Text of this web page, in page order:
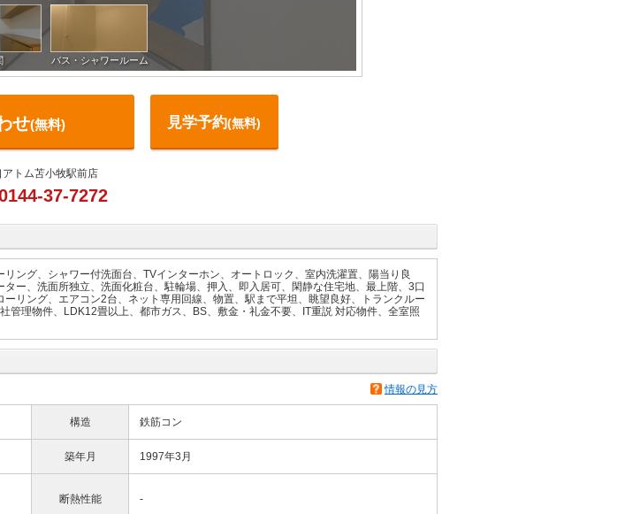
せ(無料) 見学予約(無料)
アトム苫小牧駅前店
37-7272
ング、シャワー付洗面台、TVインターホン、オートロック、室内洗濯置、陽当り良
ー、洗面所独立、洗面化粧台、駐輪場、押入、即入居可、閑静な住宅地、最上階、3口
リング、エアコン2台、ネット専用回線、物置、駅まで平坦、眺望良好、トランクルー
理物件、LDK12畳以上、都市ガス、BS、敷金・礼金不要、IT重説 対応物件、全室照
情報の見方
構造 鉄筋コン
築年月 1997年3月
断熱性能 -